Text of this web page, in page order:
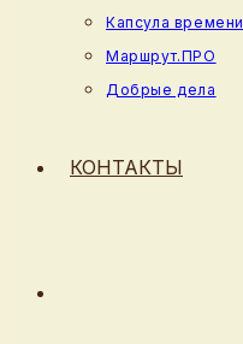
Капсула времени
Маршрут.ПРО
Добрые дела
КОНТАКТЫ